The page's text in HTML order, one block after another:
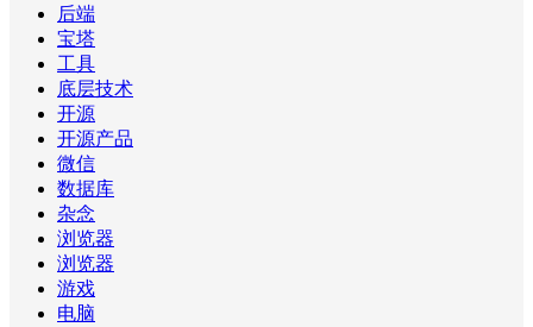
后端
宝塔
工具
底层技术
开源
开源产品
微信
数据库
杂念
浏览器
浏览器
游戏
电脑